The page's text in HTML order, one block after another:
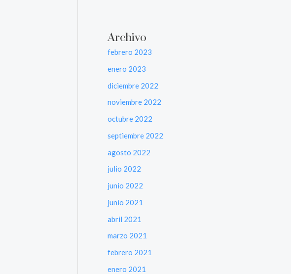
Archivo
febrero 2023
enero 2023
diciembre 2022
noviembre 2022
octubre 2022
septiembre 2022
agosto 2022
julio 2022
junio 2022
junio 2021
abril 2021
marzo 2021
febrero 2021
enero 2021